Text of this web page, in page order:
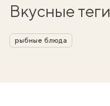
Вкусные теги
рыбные блюда